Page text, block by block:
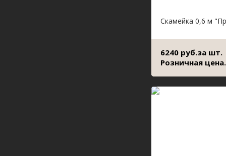
Скамейка 0,6 м
6240 руб.за шт.
Розничная цена.